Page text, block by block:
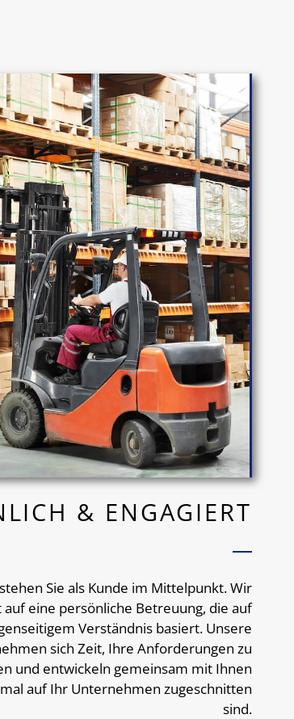
& ENGAGIERT
Sie als Kunde im Mittelpunkt. Wir
eine persönliche Betreuung, die auf
Verständnis basiert. Unsere
sich Zeit, Ihre Anforderungen zu
und entwickeln gemeinsam mit Ihnen
auf Ihr Unternehmen zugeschnitten
sind.